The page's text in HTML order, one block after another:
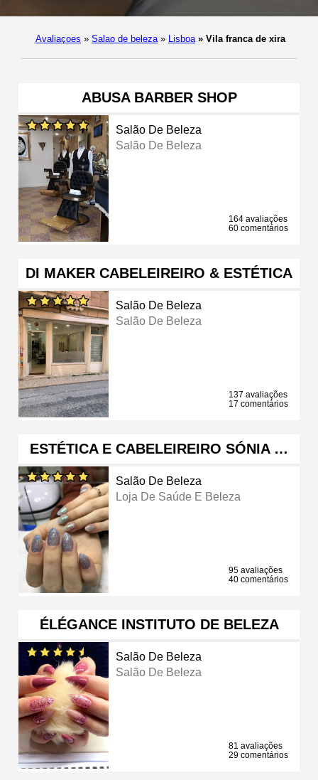
Avaliaçoes » Salao de beleza » Lisboa » Vila franca de xira
ABUSA BARBER SHOP
Salão De Beleza
Salão De Beleza
164 avaliações
60 comentários
DI MAKER CABELEIREIRO & ESTÉTICA
Salão De Beleza
Salão De Beleza
137 avaliações
17 comentários
ESTÉTICA E CABELEIREIRO SÓNIA …
Salão De Beleza
Loja De Saúde E Beleza
95 avaliações
40 comentários
ÉLÉGANCE INSTITUTO DE BELEZA
Salão De Beleza
Salão De Beleza
81 avaliações
29 comentários